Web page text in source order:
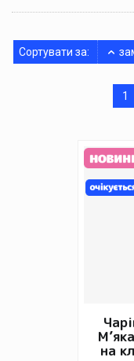
Сортувати за:
1
на